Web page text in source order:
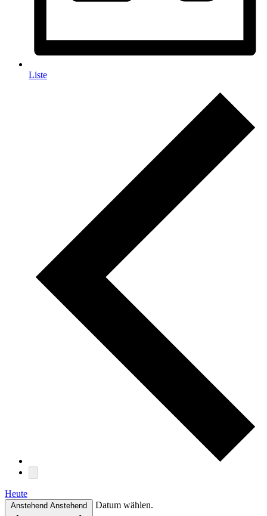
Liste
Heute
Anstehend Anstehend Datum wählen.